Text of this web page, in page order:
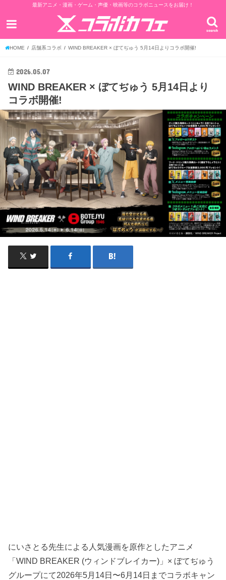
最新アニメ・漫画・ゲーム・声優・映画等のコラボニュースをお届け！
search
HOME 店舗系コラボ WIND BREAKER × ぼてぢゅう 5月14日よりコラボ開催!
2026.05.07
WIND BREAKER × ぼてぢゅう 5月14日より
コラボ開催!
にいさとる先生による人気漫画を原作としたアニメ
「WIND BREAKER (ウィンドブレイカー)」× ぼてぢゅう
グループにて2026年5月14日〜6月14日までコラボキャン